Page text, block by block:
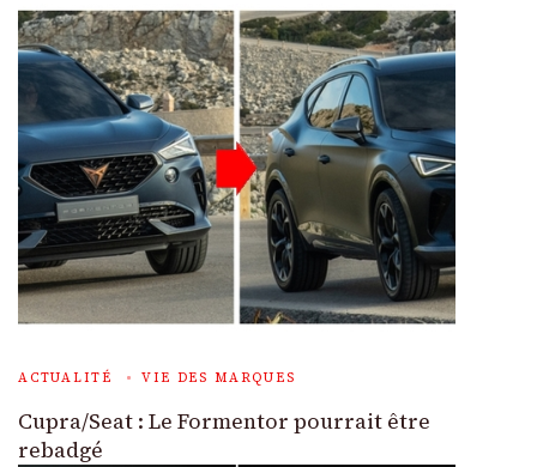
ACTUALITÉ VIE DES MARQUES
Cupra/Seat : Le Formentor pourrait être
rebadgé